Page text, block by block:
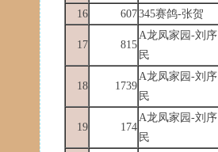
16
607345赛鸽-张贺
17 815
A龙凤家园-刘序
民
18 1739
A龙凤家园-刘序
民
19 174
A龙凤家园-刘序
民